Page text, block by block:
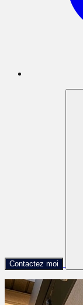
Contactez moi